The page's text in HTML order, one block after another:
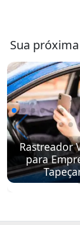
Sua
Rastreador
para